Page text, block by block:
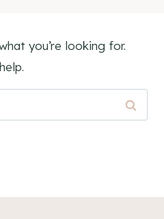
you’re looking for.